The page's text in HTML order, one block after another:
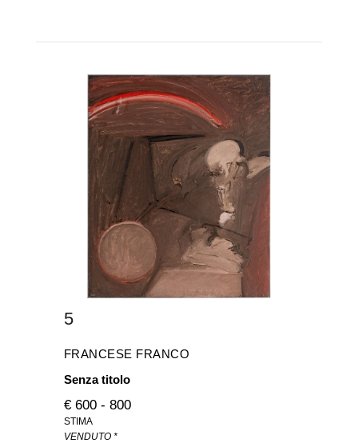
5
FRANCESE FRANCO
Senza titolo
€ 600 - 800
STIMA
VENDUTO *